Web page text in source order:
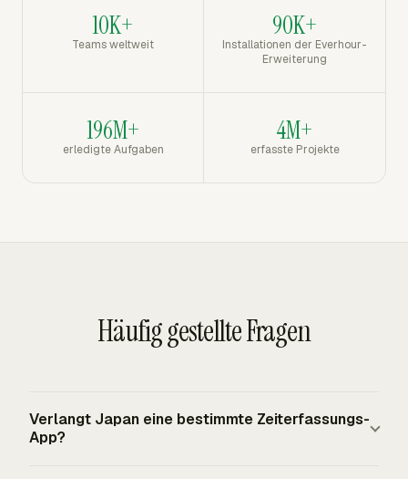
10K+
Teams weltweit
90K+
Installationen der Everhour-
Erweiterung
196M+
erledigte Aufgaben
4M+
erfasste Projekte
Häufig gestellte Fragen
Verlangt Japan eine bestimmte Zeiterfassungs-
App?